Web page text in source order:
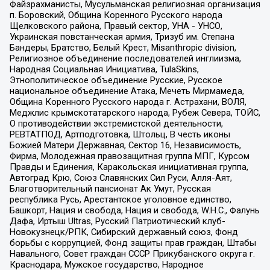
Файзрахманисты, Мусульманская религиозная организация
п. Боровский, Община Коренного Русского народа
Щелковского района, Правый сектор, УНА - УНСО,
Украинская повстанческая армия, Тризуб им. Степана
Бандеры, Братство, Белый Крест, Misanthropic division,
Религиозное объединение последователей инглиизма,
Народная Социальная Инициатива, TulaSkins,
Этнополитическое объединение Русские, Русское
национальное объединение Атака, Мечеть Мирмамеда,
Община Коренного Русского народа г. Астрахани, ВОЛЯ,
Меджлис крымскотатарского народа, Рубеж Севера, ТОЙС,
О противодействии экстремистской деятельности,
РЕВТАТПОД, Артподготовка, Штольц, В честь иконы
Божией Матери Державная, Сектор 16, Независимость,
Фирма, Молодежная правозащитная группа МПГ, Курсом
Правды и Единения, Каракольская инициативная группа,
Автоград Крю, Союз Славянских Сил Руси, Алля-Аят,
Благотворительный пансионат Ак Умут, Русская
республика Русь, Арестантское уголовное единство,
Башкорт, Нация и свобода, Нация и свобода, W.H.С., Фалунь
Дафа, Иртыш Ultras, Русский Патриотический клуб-
Новокузнецк/РПК, Сибирский державный союз, Фонд
борьбы с коррупцией, Фонд защиты прав граждан, Штабы
Навального, Совет граждан СССР Прикубанского округа г.
Краснодара, Мужское государство, Народное